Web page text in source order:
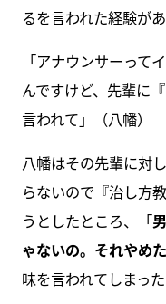
るを言われた経験があ
「アナウンサーって
んですけど、先輩に『
言われて」（八幡）
八幡はその先輩に対
らないので『治し方
うとしたところ、「
ゃないの。それやめ
味を言われてしまった